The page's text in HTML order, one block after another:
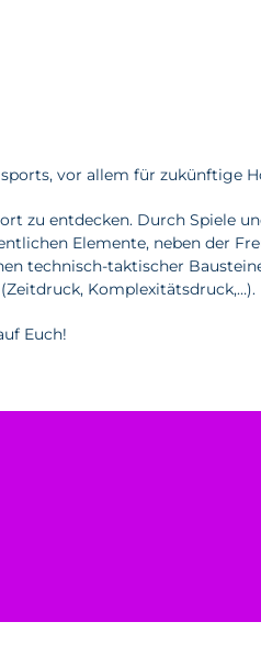
vor allem für zukünftige
zu entdecken. Durch Spiele
Elemente, neben der
technisch-taktischer
Komplexitätsdruck,…).
Euch!